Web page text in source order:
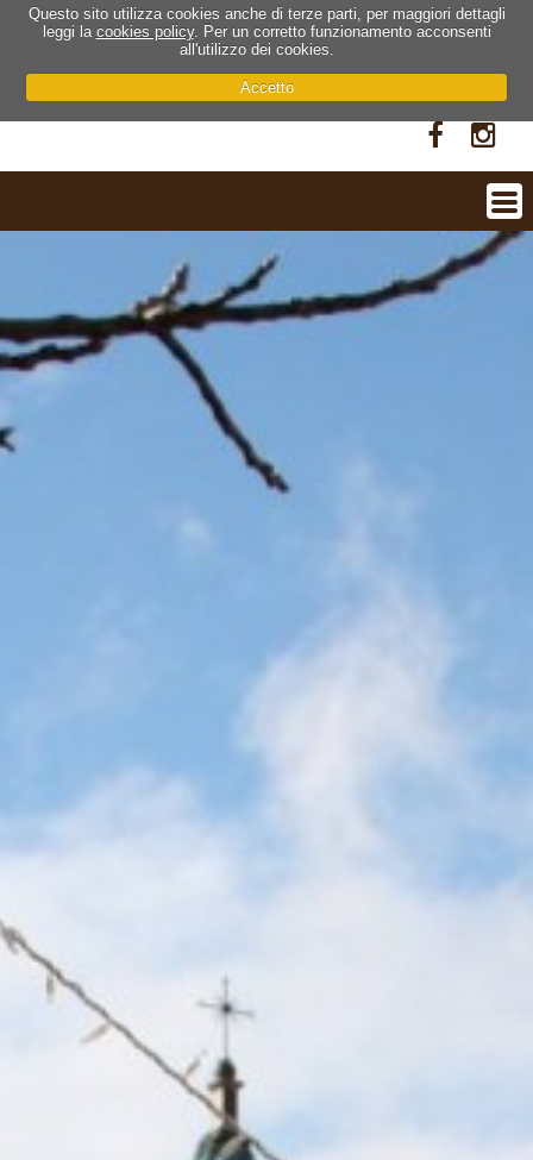
Questo sito utilizza cookies anche di terze parti, per maggiori dettagli
leggi la cookies policy. Per un corretto funzionamento acconsenti
all'utilizzo dei cookies.
Accetto